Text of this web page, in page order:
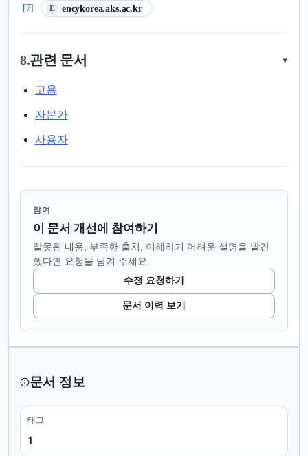
[7] E encykorea.aks.ac.kr
(새 탭에서 열림)
8.관련 문서 ▾
고용
자본가
사용자
참여
이 문서 개선에 참여하기
잘못된 내용, 부족한 출처, 이해하기 어려운 설명을 발견
했다면 요청을 남겨 주세요.
수정 요청하기
문서 이력 보기
문서 정보
태그
1